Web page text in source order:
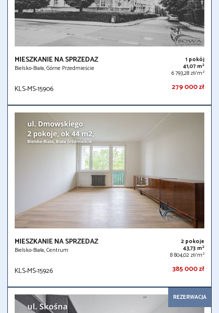
MIESZKANIE NA SPRZEDAŻ
Bielsko-Biała, Górne Przedmieście
1 pokój
41,07 m2
6 793,28 zł/m2
KLS-MS-15906 279 000 zł
MIESZKANIE NA SPRZEDAŻ
Bielsko-Biała, Centrum
2 pokoje
43,73 m2
8 804,02 zł/m2
KLS-MS-15926 385 000 zł
REZERWACJA